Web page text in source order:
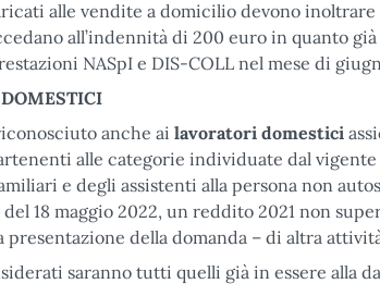
alle vendite a domicilio devono inoltrare
all’indennità di 200 euro in quanto
NASpI e DIS-COLL nel mese di
anche ai lavoratori domestici
alle categorie individuate dal
e degli assistenti alla persona non
18 maggio 2022, un reddito 2021 non
presentazione della domanda – di altra
saranno tutti quelli già in essere alla